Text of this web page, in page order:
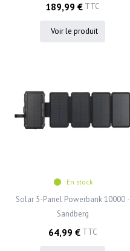
189,99 € TTC
Voir le produit
En stock
Solar 5-Panel Powerbank 10000 -
Sandberg
64,99 € TTC